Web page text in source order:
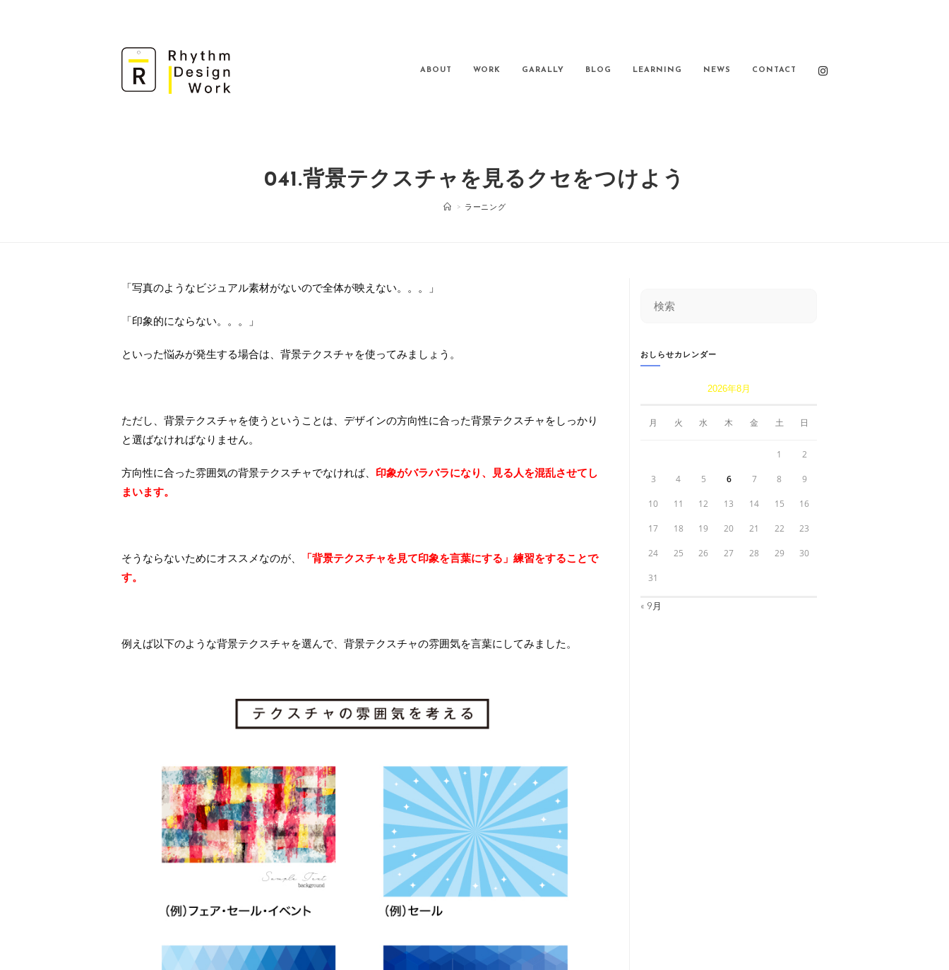
ABOUT WORK GARALLY BLOG LEARNING NEWS CONTACT
041.背景テクスチャを見るクセをつけよう
> ラーニング
「写真のようなビジュアル素材がないので全体が映えない。。。」
「印象的にならない。。。」
といった悩みが発生する場合は、背景テクスチャを使ってみましょう。
ただし、背景テクスチャを使うということは、デザインの方向性に合った背景テクスチャをしっかり
と選ばなければなりません。
方向性に合った雰囲気の背景テクスチャでなければ、 印象がバラバラになり、見る人を混乱させてし
まいます。
そうならないためにオススメなのが、
「背景テクスチャを見て印象を言葉にする」練習をすることで
す。
例えば以下のような背景テクスチャを選んで、背景テクスチャの雰囲気を言葉にしてみました。
this
おしらせカレンダー
2026年8月
月 火 水 木 金 土 日
1 2
3 4 5 6 7 8 9
10 11 12 13 14 15 16
17 18 19 20 21 22 23
24 25 26 27 28 29 30
31
« 9月